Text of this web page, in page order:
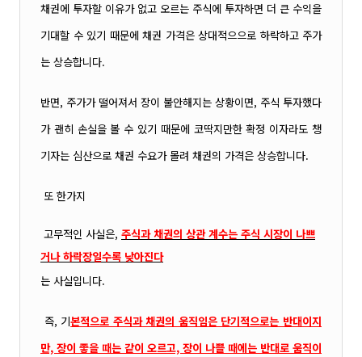
채권에 투자할 이유가 없고 오르는 주식에 투자하면 더 큰 수익을
기대할 수 있기 때문에 채권 가격은 상대적으으로 하락하고 주가
는 상승합니다.
반면, 주가가 떨어져서 장이 불안해지는 상황이면, 주식 투자했다
가 괜히 손실을 볼 수 있기 때문에 코딱지만한 확정 이자라도 챙
기자는 심산으로 채권 수요가 몰려 채권의 가격은 상승합니다.
또 한가지
고무적인 사실은, 주식과 채권의 상관 계수는 주식 시장이 나쁘
거나 하락장일수록 낮아진다
는 사실입니다.
즉, 기본적으로 주식과 채권의 움직임은 단기적으로는 반대이지
만, 장이 좋을 때는 같이 오르고, 장이 나쁠 때에는 반대로 움직이